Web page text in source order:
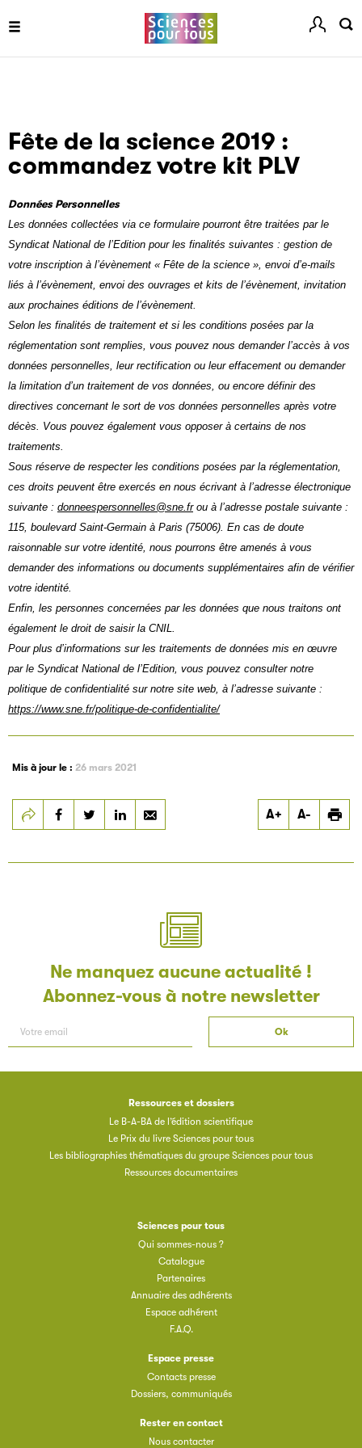
Fête de la science 2019 :
commandez votre kit PLV
Données Personnelles
Les données collectées via ce formulaire pourront être traitées par le
Syndicat National de l’Edition pour les finalités suivantes : gestion de
votre inscription à l’évènement « Fête de la science », envoi d’e-mails
liés à l’évènement, envoi des ouvrages et kits de l’évènement, invitation
aux prochaines éditions de l’évènement.
Selon les finalités de traitement et si les conditions posées par la
réglementation sont remplies, vous pouvez nous demander l’accès à vos
données personnelles, leur rectification ou leur effacement ou demander
la limitation d’un traitement de vos données, ou encore définir des
directives concernant le sort de vos données personnelles après votre
décès. Vous pouvez également vous opposer à certains de nos
traitements.
Sous réserve de respecter les conditions posées par la réglementation,
ces droits peuvent être exercés en nous écrivant à l’adresse électronique
suivante : donneespersonnelles@sne.frou à l’adresse postale suivante :
115, boulevard Saint-Germain à Paris (75006). En cas de doute
raisonnable sur votre identité, nous pourrons être amenés à vous
demander des informations ou documents supplémentaires afin de vérifier
votre identité.
Enfin, les personnes concernées par les données que nous traitons ont
également le droit de saisir la CNIL.
Pour plus d’informations sur les traitements de données mis en œuvre
par le Syndicat National de l’Edition, vous pouvez consulter notre
politique de confidentialité sur notre site web, à l’adresse suivante :
https://www.sne.fr/politique-de-confidentialite/
Mis à jour le : 26 mars 2021
Partager
Fête de la science
Partager
Fête de la science
Partager
Fête de la science
A+ A-
Ne manquez aucune actualité !
Abonnez-vous à notre newsletter
Ressources et dossiers
Le B-A-BA de l’édition scientifique
Le Prix du livre Sciences pour tous
Les bibliographies thématiques du groupe Sciences pour tous
Ressources documentaires
Sciences pour tous
Qui sommes-nous ?
Catalogue
Partenaires
Annuaire des adhérents
Espace adhérent
F.A.Q.
Espace presse
Contacts presse
Dossiers, communiqués
Rester en contact
Nous contacter
Filéas est une plateforme en ligne destinée à l’ensemble
des acteurs de la filière du livre. Suivez les ventes de vos